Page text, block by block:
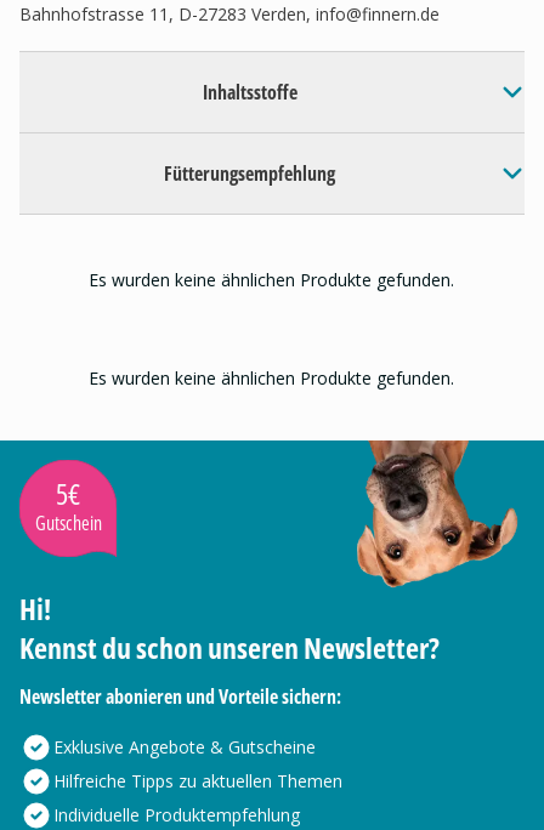
Bahnhofstrasse 11, D-27283 Verden, info@finnern.de
Inhaltsstoffe
Fütterungsempfehlung
Es wurden keine ähnlichen Produkte gefunden.
Es wurden keine ähnlichen Produkte gefunden.
5€
Gutschein
Hi!
Kennst du schon unseren Newsletter?
Newsletter abonieren und Vorteile sichern:
Exklusive Angebote & Gutscheine
Hilfreiche Tipps zu aktuellen Themen
Individuelle Produktempfehlung